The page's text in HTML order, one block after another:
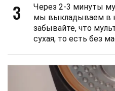
3
Через 2-3 минуты
мы выкладываем в
забывайте, что
сухая, то есть без